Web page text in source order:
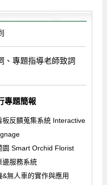
、專題指導老師致詞
專題簡報
反饋蒐集系統 Interactive
Smart Orchid Florist
服務系統
無人車的實作與應用